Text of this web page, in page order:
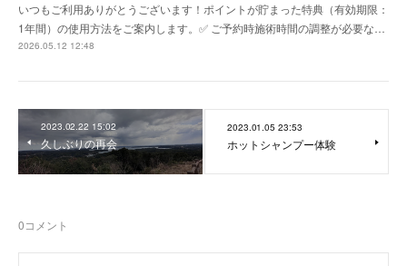
いつもご利用ありがとうございます！ポイントが貯まった特典（有効期限：
1年間）の使用方法をご案内します。✅ ご予約時施術時間の調整が必要な…
2026.05.12 12:48
2023.02.22 15:02
久しぶりの再会
2023.01.05 23:53
ホットシャンプー体験
0コメント